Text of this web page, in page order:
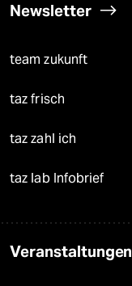
Newsletter
team zukunft
taz frisch
taz zahl ich
taz lab Infobrief
Veranstaltungen